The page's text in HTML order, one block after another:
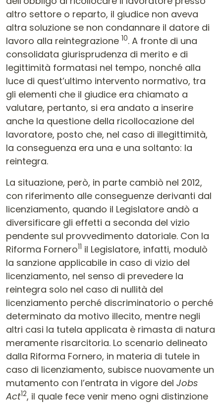
altro settore o reparto, il giudice non aveva
altra soluzione se non condannare il datore di
lavoro alla reintegrazione 10. A fronte di una
consolidata giurisprudenza di merito e di
legittimità formatasi nel tempo, nonché alla
luce di quest’ultimo intervento normativo, tra
gli elementi che il giudice era chiamato a
valutare, pertanto, si era andato a inserire
anche la questione della ricollocazione del
lavoratore, posto che, nel caso di illegittimità,
la conseguenza era una e una soltanto: la
reintegra.
La situazione, però, in parte cambiò nel 2012,
con riferimento alle conseguenze derivanti dal
licenziamento, quando il Legislatore andò a
diversificare gli effetti a seconda del vizio
pendente sul provvedimento datoriale. Con la
Riforma Fornero11 il Legislatore, infatti, modulò
la sanzione applicabile in caso di vizio del
licenziamento, nel senso di prevedere la
reintegra solo nel caso di nullità del
licenziamento perché discriminatorio o perché
determinato da motivo illecito, mentre negli
altri casi la tutela applicata è rimasta di natura
meramente risarcitoria. Lo scenario delineato
dalla Riforma Fornero, in materia di tutele in
caso di licenziamento, subisce nuovamente un
mutamento con l’entrata in vigore del Jobs
Act12, il quale fece venir meno ogni distinzione